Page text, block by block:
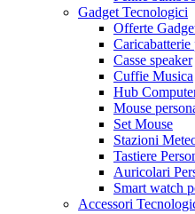
Gadget Tecnologici
Offerte
Caricabatterie
Casse speaker
Cuffie Musica
Hub
Mouse
Set Mouse
Stazioni
Tastiere
Auricolari
Smart watch
Accessori